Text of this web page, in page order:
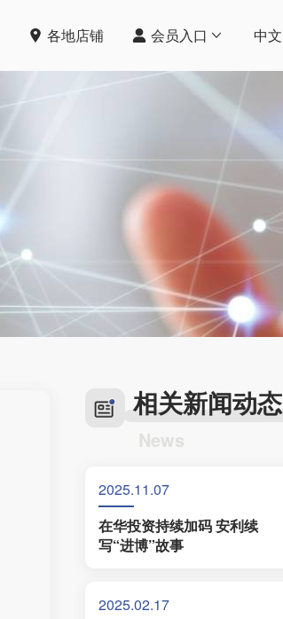
各地店铺 会员入口 中文
相关新闻动态
News
2025.11.07
在华投资持续加码 安利续
写“进博”故事
2025.02.17